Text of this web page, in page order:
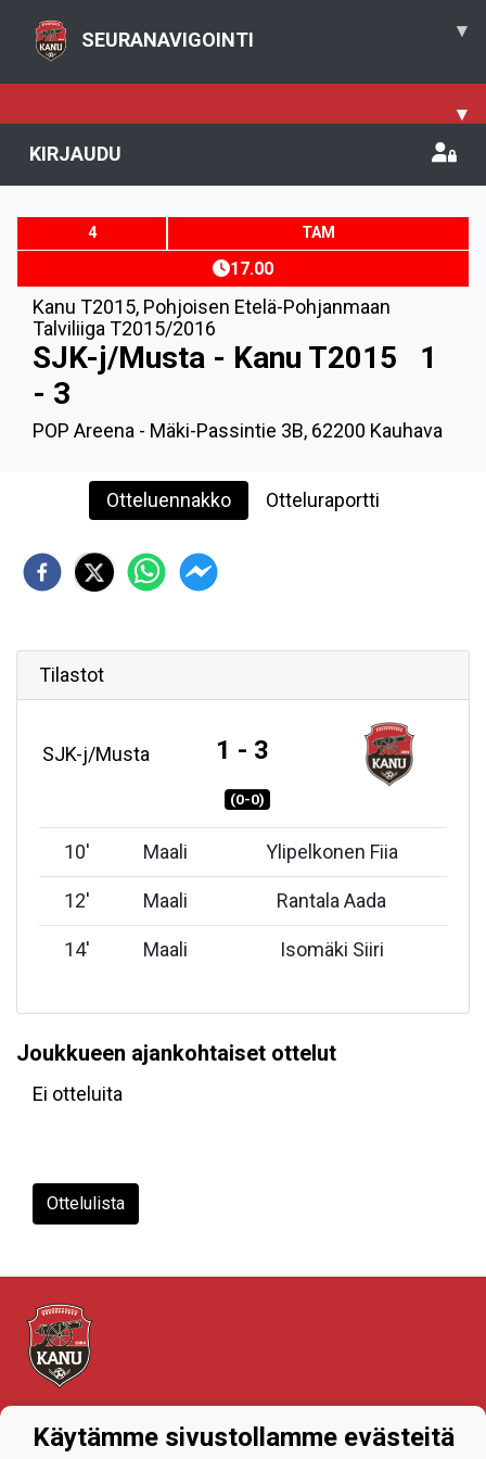
SEURANAVIGOINTI ▾
▾
KIRJAUDU
4 TAM
17.00
Kanu T2015, Pohjoisen Etelä-Pohjanmaan
Talviliiga T2015/2016
SJK-j/Musta - Kanu T2015
1
- 3
POP Areena - Mäki-Passintie 3B, 62200 Kauhava
Otteluennakko Otteluraportti
Tilastot
SJK-j/Musta 1 - 3
(0-0)
10' Maali Ylipelkonen Fiia
12' Maali Rantala Aada
14' Maali Isomäki Siiri
Joukkueen ajankohtaiset ottelut
Ei otteluita
Ottelulista
Tietosuojaseloste
Käytämme sivustollamme evästeitä